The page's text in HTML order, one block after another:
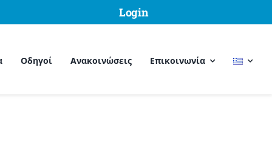
Login
Οδηγοί Ανακοινώσεις Επικοινωνία